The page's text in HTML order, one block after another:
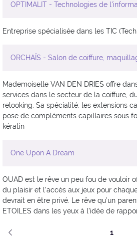
OPTIMALIT - Technologies de
Entreprise spécialisée dans les TIC
ORCHAÏS - Salon de coiffure,
Mademoiselle VAN DEN DRIES offre
services dans le secteur de la coiffure,
relooking. Sa spécialité: les extensions
pose de compléments capillaires sous
kératin
One Upon A Dream
OUAD est le rêve un peu fou de vouloir
du plaisir et l’accès aux jeux pour
devrait en être privé. Le rêve qu’un
ETOILES dans les yeux à l’idée de
1